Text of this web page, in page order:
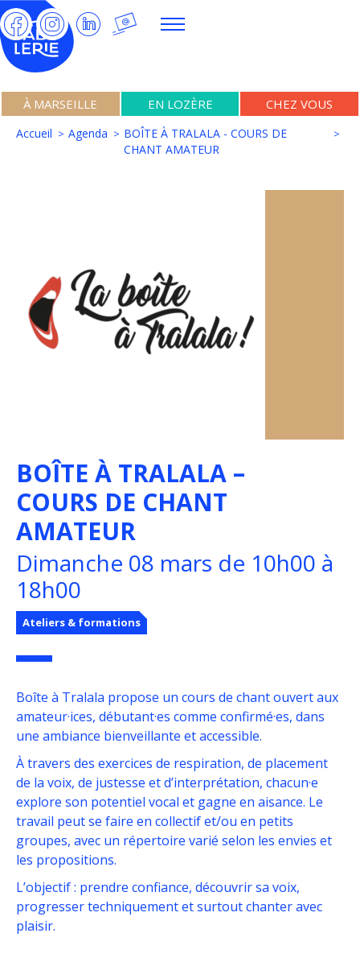
À MARSEILLE EN LOZÈRE CHEZ VOUS
Accueil Agenda
BOÎTE À TRALALA - COURS DE
CHANT AMATEUR
BOÎTE À TRALALA –
COURS DE CHANT
AMATEUR
Dimanche 08 mars de 10h00 à
18h00
Ateliers & formations
Boîte à Tralala propose un cours de chant ouvert aux
amateur·ices, débutant·es comme confirmé·es, dans
une ambiance bienveillante et accessible.
À travers des exercices de respiration, de placement
de la voix, de justesse et d’interprétation, chacun·e
explore son potentiel vocal et gagne en aisance. Le
travail peut se faire en collectif et/ou en petits
groupes, avec un répertoire varié selon les envies et
les propositions.
L’objectif : prendre confiance, découvrir sa voix,
progresser techniquement et surtout chanter avec
plaisir.